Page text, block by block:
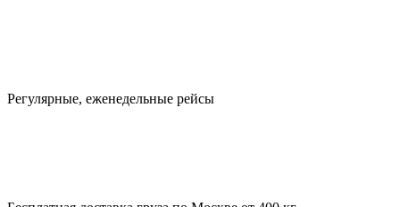
Регулярные, еженедельные рейсы